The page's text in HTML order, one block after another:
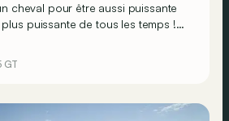
cheval pour être aussi puissante
puissante de tous les temps !
GT